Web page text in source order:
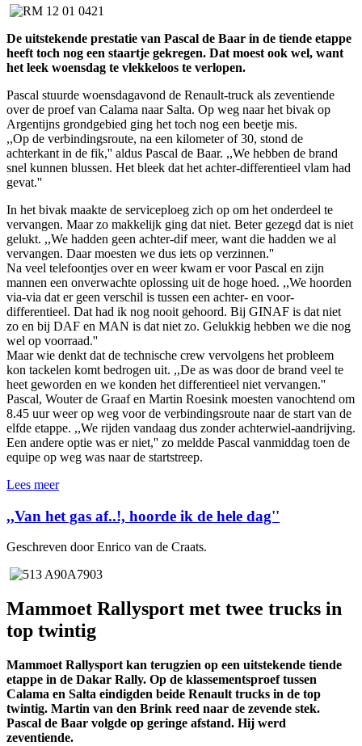
De uitstekende prestatie van Pascal de Baar in de tiende etappe
heeft toch nog een staartje gekregen. Dat moest ook wel, want
het leek woensdag te vlekkeloos te verlopen.
Pascal stuurde woensdagavond de Renault-truck als zeventiende
over de proef van Calama naar Salta. Op weg naar het bivak op
Argentijns grondgebied ging het toch nog een beetje mis.
,,Op de verbindingsroute, na een kilometer of 30, stond de
achterkant in de fik,'' aldus Pascal de Baar. ,,We hebben de brand
snel kunnen blussen. Het bleek dat het achter-differentieel vlam had
gevat.''
In het bivak maakte de serviceploeg zich op om het onderdeel te
vervangen. Maar zo makkelijk ging dat niet. Beter gezegd dat is niet
gelukt. ,,We hadden geen achter-dif meer, want die hadden we al
vervangen. Daar moesten we dus iets op verzinnen.''
Na veel telefoontjes over en weer kwam er voor Pascal en zijn
mannen een onverwachte oplossing uit de hoge hoed. ,,We hoorden
via-via dat er geen verschil is tussen een achter- en voor-
differentieel. Dat had ik nog nooit gehoord. Bij GINAF is dat niet
zo en bij DAF en MAN is dat niet zo. Gelukkig hebben we die nog
wel op voorraad.''
Maar wie denkt dat de technische crew vervolgens het probleem
kon tackelen komt bedrogen uit. ,,De as was door de brand veel te
heet geworden en we konden het differentieel niet vervangen.''
Pascal, Wouter de Graaf en Martin Roesink moesten vanochtend om
8.45 uur weer op weg voor de verbindingsroute naar de start van de
elfde etappe. ,,We rijden vandaag dus zonder achterwiel-aandrijving.
Een andere optie was er niet,'' zo meldde Pascal vanmiddag toen de
equipe op weg was naar de startstreep.
Lees meer
,,Van het gas af..!, hoorde ik de hele dag''
Geschreven door Enrico van de Craats.
Mammoet Rallysport met twee trucks in
top twintig
Mammoet Rallysport kan terugzien op een uitstekende tiende
etappe in de Dakar Rally. Op de klassementsproef tussen
Calama en Salta eindigden beide Renault trucks in de top
twintig. Martin van den Brink reed naar de zevende stek.
Pascal de Baar volgde op geringe afstand. Hij werd
zeventiende.